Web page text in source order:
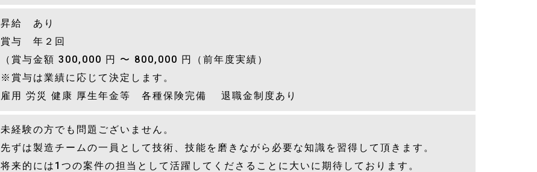
昇給 あり
賞与 年２回
（賞与金額 300,000 円 〜 800,000 円（前年度実績）
※賞与は業績に応じて決定します。
雇用 労災 健康 厚生年金等 各種保険完備 退職金制度あり
未経験の方でも問題ございません。
先ずは製造チームの一員として技術、技能を磨きながら必要な知識を習得して頂きます。
将来的には1つの案件の担当として活躍してくださることに大いに期待しております。